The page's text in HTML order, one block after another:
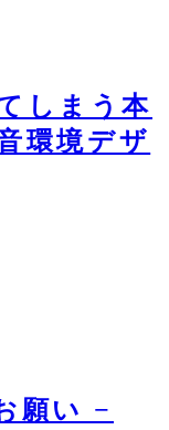
しまう本
環境デザ
願い −